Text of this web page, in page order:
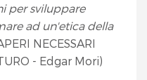
per sviluppare
ad un'etica della
NECESSARI
- Edgar Mori)